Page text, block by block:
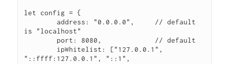
let config = {
	address: "0.0.0.0",	// default
is "localhost"
"::ffff:127.0.0.1", "::1",